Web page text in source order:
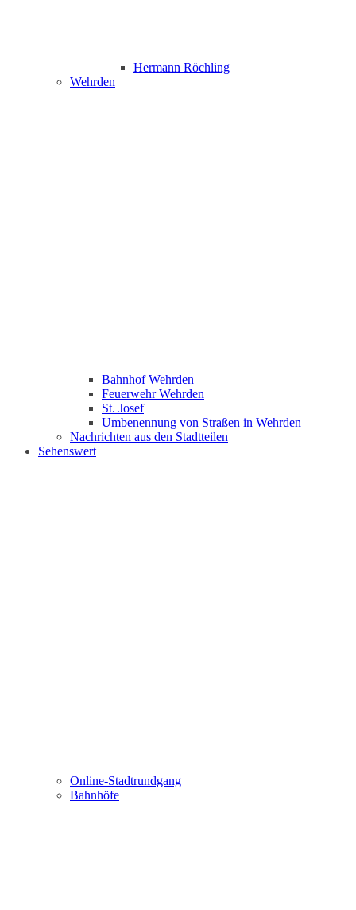
Hermann Röchling
Wehrden
Bahnhof Wehrden
Feuerwehr Wehrden
St. Josef
Umbenennung von Straßen in Wehrden
Nachrichten aus den Stadtteilen
Sehenswert
Online-Stadtrundgang
Bahnhöfe